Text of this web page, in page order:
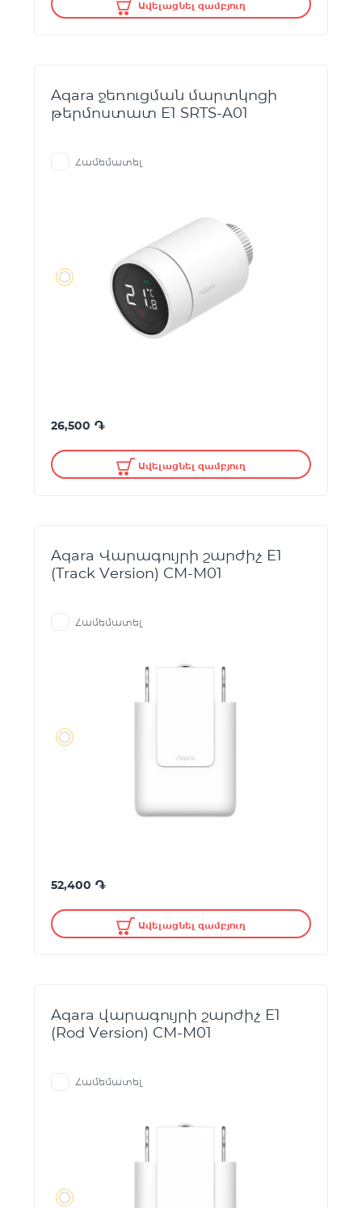
Ավելացնել զամբյուղ
Aqara ջեռուցման մարտկոցի
թերմոստատ E1 SRTS-A01
Համեմատել
26,500 ֏
Ավելացնել զամբյուղ
Aqara Վարագույրի շարժիչ E1
(Track Version) CM-M01
Համեմատել
52,400 ֏
Ավելացնել զամբյուղ
Aqara վարագույրի շարժիչ E1
(Rod Version) CM-M01
Համեմատել